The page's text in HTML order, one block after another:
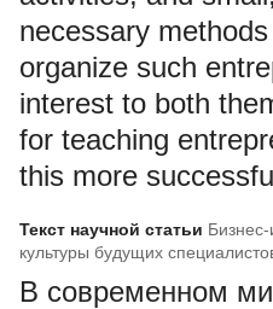
necessary
organize such
interest to both
for teaching
this more
Текст научной статьи
культуры будущих
В современном